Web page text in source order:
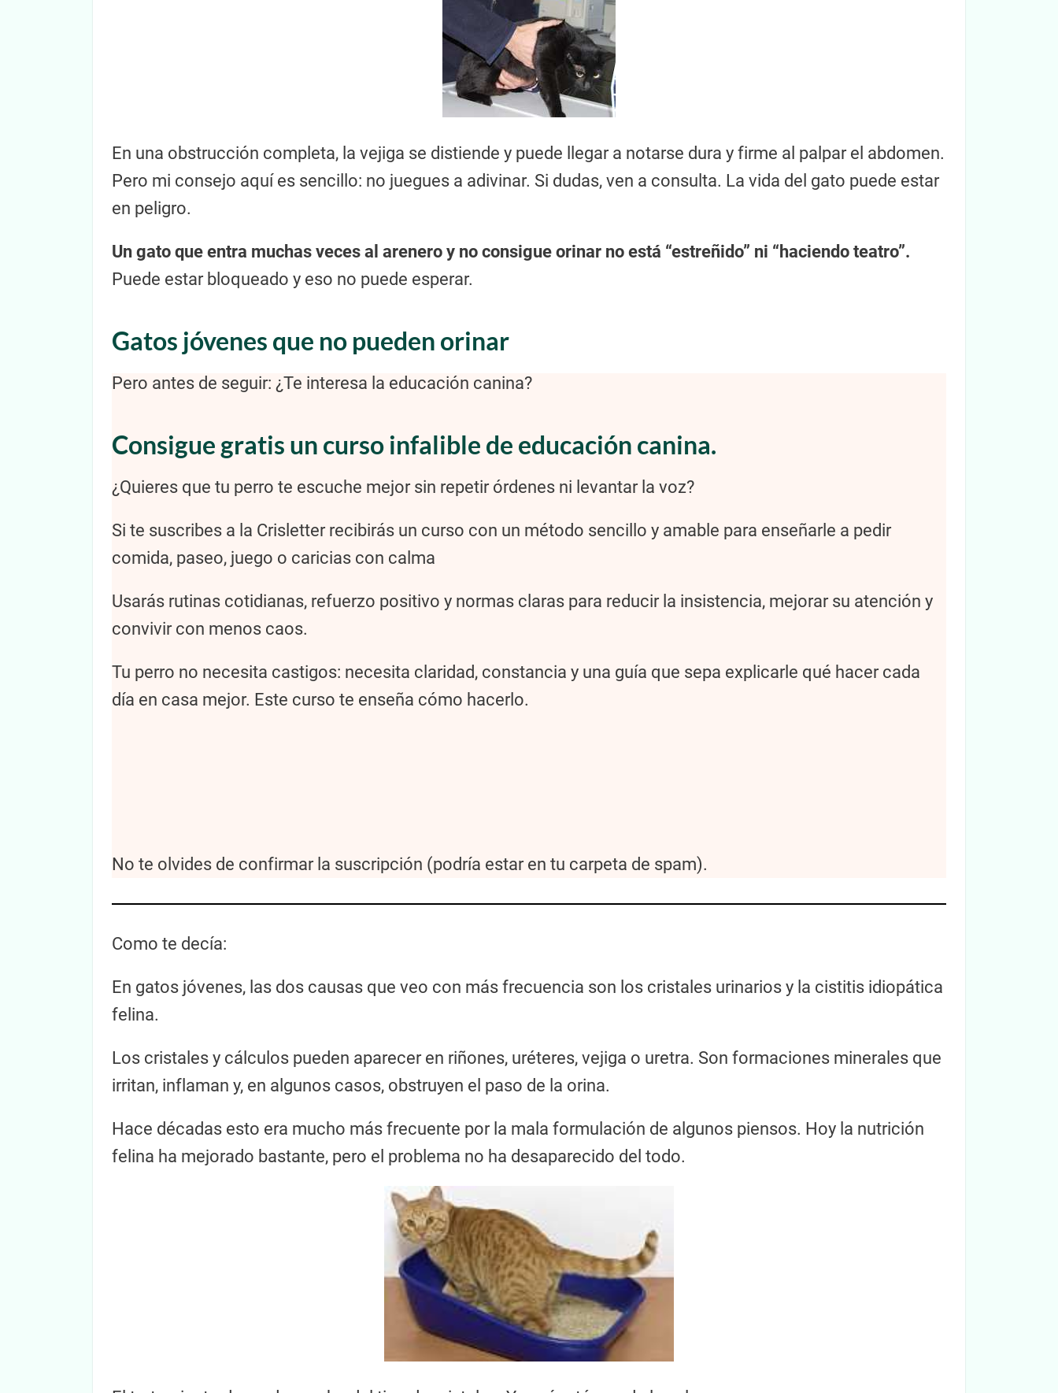
En una obstrucción completa, la vejiga se distiende y puede llegar a notarse dura y firme al palpar el abdomen.
Pero mi consejo aquí es sencillo: no juegues a adivinar. Si dudas, ven a consulta. La vida del gato puede estar
en peligro.
Un gato que entra muchas veces al arenero y no consigue orinar no está “estreñido” ni “haciendo teatro”.
Puede estar bloqueado y eso no puede esperar.
Gatos jóvenes que no pueden orinar
Pero antes de seguir: ¿Te interesa la educación canina?
Consigue gratis un curso infalible de educación canina.
¿Quieres que tu perro te escuche mejor sin repetir órdenes ni levantar la voz?
Si te suscribes a la Crisletter recibirás un curso con un método sencillo y amable para enseñarle a pedir
comida, paseo, juego o caricias con calma
Usarás rutinas cotidianas, refuerzo positivo y normas claras para reducir la insistencia, mejorar su atención y
convivir con menos caos.
Tu perro no necesita castigos: necesita claridad, constancia y una guía que sepa explicarle qué hacer cada
día en casa mejor. Este curso te enseña cómo hacerlo.
No te olvides de confirmar la suscripción (podría estar en tu carpeta de spam).
Como te decía:
En gatos jóvenes, las dos causas que veo con más frecuencia son los cristales urinarios y la cistitis idiopática
felina.
Los cristales y cálculos pueden aparecer en riñones, uréteres, vejiga o uretra. Son formaciones minerales que
irritan, inflaman y, en algunos casos, obstruyen el paso de la orina.
Hace décadas esto era mucho más frecuente por la mala formulación de algunos piensos. Hoy la nutrición
felina ha mejorado bastante, pero el problema no ha desaparecido del todo.